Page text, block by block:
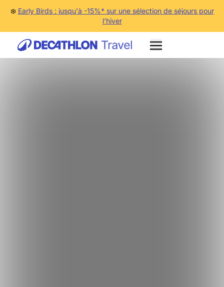
❄️ Early Birds : jusqu'à -15%* sur une sélection de séjours pour
l'hiver